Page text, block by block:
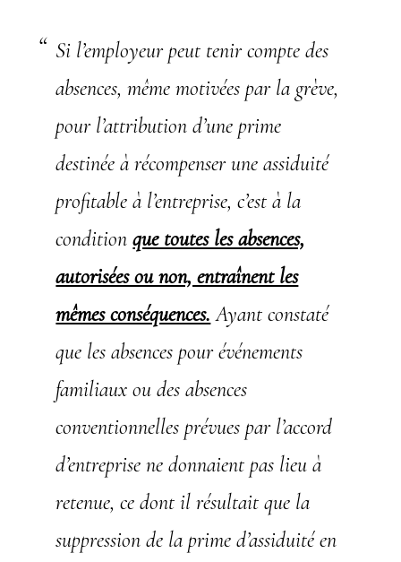
Si l’employeur peut tenir compte des
absences, même motivées par la grève,
pour l’attribution d’une prime
destinée à récompenser une assiduité
profitable à l’entreprise, c’est à la
conditionque toutes les absences,
autorisées ou non, entraînent les
mêmes conséquences. Ayant constaté
que les absences pour événements
familiaux ou des absences
conventionnelles prévues par l’accord
d’entreprise ne donnaient pas lieu à
retenue, ce dont il résultait que la
suppression de la prime d’assiduité en